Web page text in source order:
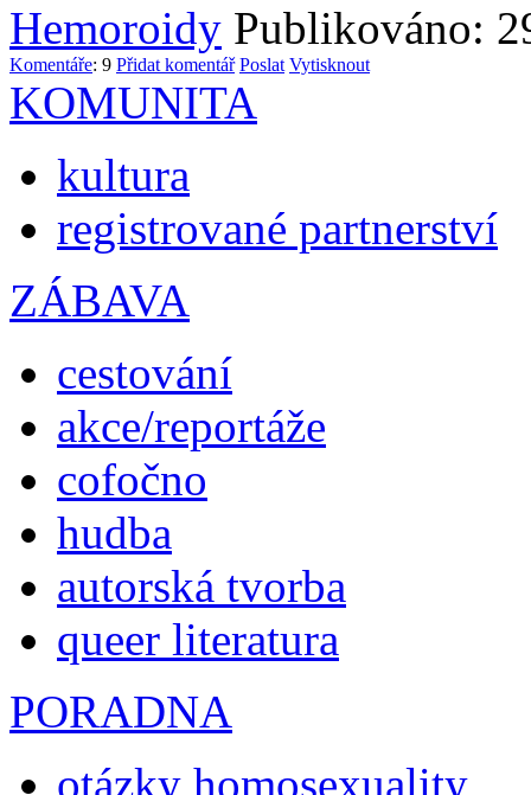
Hemoroidy Publikováno:
Komentáře: 9 Přidat komentář Poslat Vytisknout
KOMUNITA
kultura
registrované partnerství
ZÁBAVA
cestování
akce/reportáže
cofočno
hudba
autorská tvorba
queer literatura
PORADNA
otázky homosexuality